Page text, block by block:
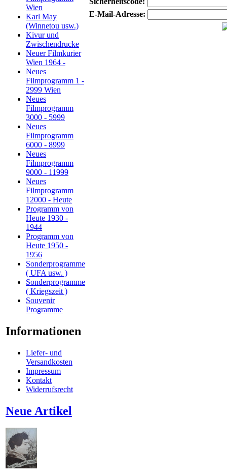
Wien
Karl May
(Winnetou usw.)
Kivur und
Zwischendrucke
Neuer Filmkurier
Wien 1964 -
Neues
Filmprogramm 1 -
2999 Wien
Neues
Filmprogramm
3000 - 5999
Neues
Filmprogramm
6000 - 8999
Neues
Filmprogramm
9000 - 11999
Neues
Filmprogramm
12000 - Heute
Programm von
Heute 1930 -
1944
Programm von
Heute 1950 -
1956
Sonderprogramme
( UFA usw. )
Sonderprogramme
( Kriegszeit )
Souvenir
Programme
Informationen
Liefer- und
Versandkosten
Impressum
Kontakt
Widerrufsrecht
Neue Artikel
E-Mail-Adresse: